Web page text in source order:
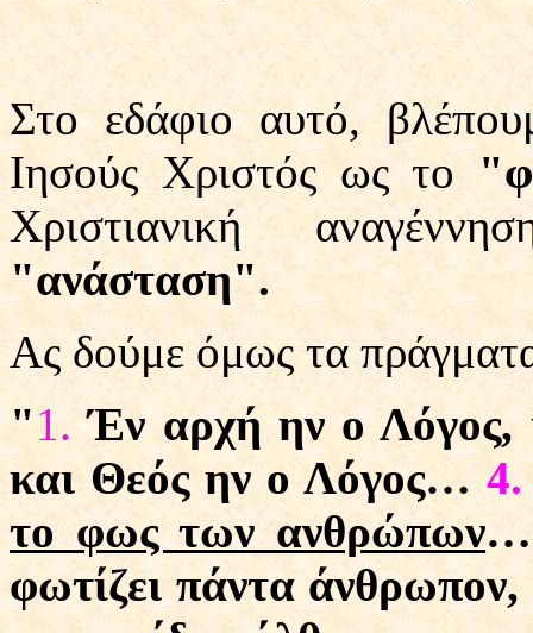
Στο εδάφιο αυτό,
Ιησούς Χριστός ως το
Χριστιανική
"ανάσταση".
Ας δούμε όμως τα
"1. Έν αρχή ην ο Λόγος,
και Θεός ην ο Λόγος…
το φως των ανθρώπων
φωτίζει πάντα